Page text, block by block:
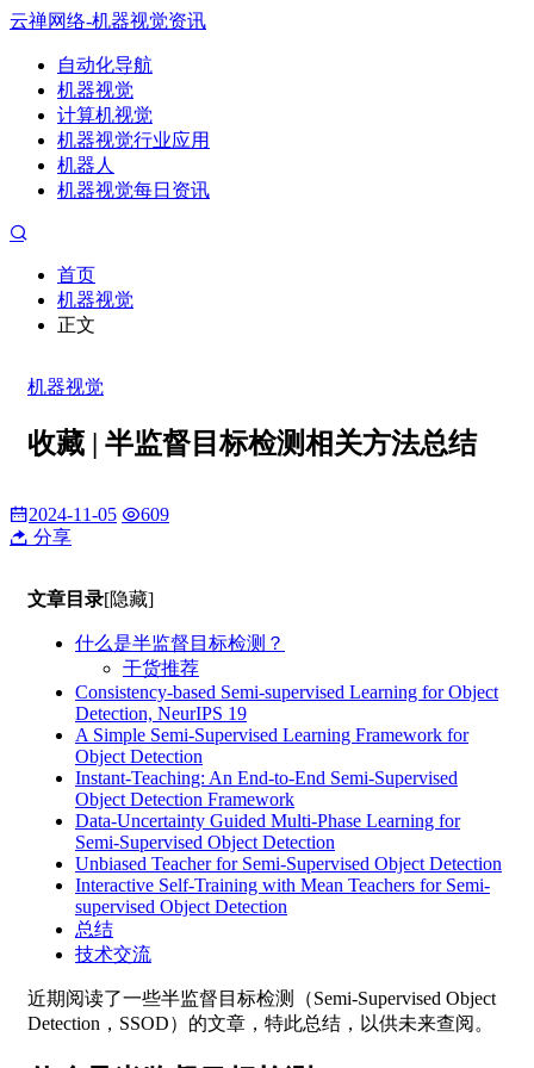
云禅网络-机器视觉资讯
自动化导航
机器视觉
计算机视觉
机器视觉行业应用
机器人
机器视觉每日资讯
首页
机器视觉
正文
机器视觉
收藏 | 半监督目标检测相关方法总结
2024-11-05
609
分享
文章目录[隐藏]
什么是半监督目标检测？
干货推荐
Consistency-based Semi-supervised Learning for Object
Detection, NeurIPS 19
A Simple Semi-Supervised Learning Framework for
Object Detection
Instant-Teaching: An End-to-End Semi-Supervised
Object Detection Framework
Data-Uncertainty Guided Multi-Phase Learning for
Semi-Supervised Object Detection
Unbiased Teacher for Semi-Supervised Object Detection
Interactive Self-Training with Mean Teachers for Semi-
supervised Object Detection
总结
技术交流
近期阅读了一些半监督目标检测（Semi-Supervised Object
Detection，SSOD）的文章，特此总结，以供未来查阅。